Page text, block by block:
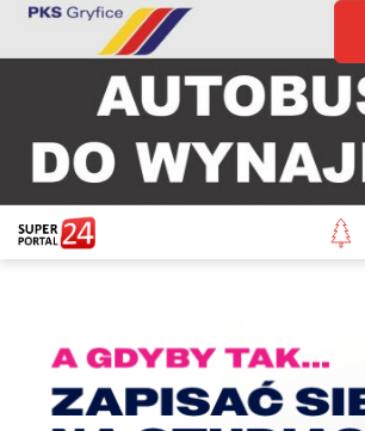
STRONA GŁÓWNA
POWIAT GRYFICKI
WIADOMOŚCI Z LASU
STUDIO SUPERPORTALU
KONTAKT